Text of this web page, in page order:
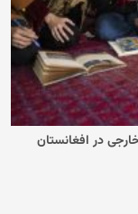
در افغانستان